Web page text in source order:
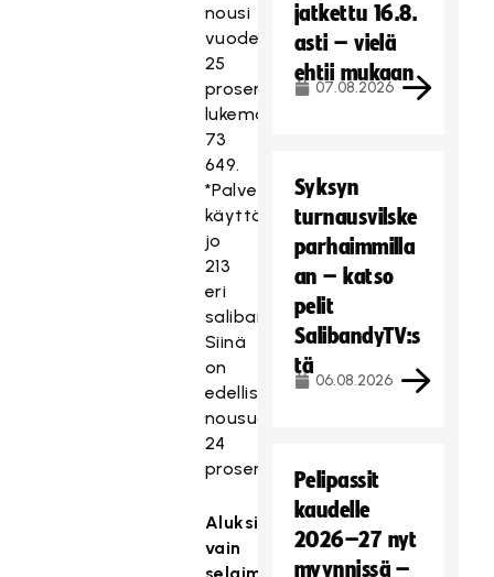
nousi
vuodessa
25
prosenttia
lukemaan
73
649.
*Palvelua
käyttää
jo
213
eri
salibandyseuraa.
Siinä
on
edellisvuoteen
nousua
24
prosenttia.
Aluksi
vain
jatkettu 16.8.
asti – vielä
ehtii mukaan
07.08.2026
Syksyn
turnausvilske
parhaimmilla
an – katso
pelit
SalibandyTV:s
tä
06.08.2026
Pelipassit
kaudelle
2026–27 nyt
myynnissä –